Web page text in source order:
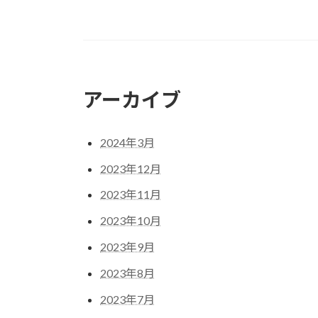
アーカイブ
2024年3月
2023年12月
2023年11月
2023年10月
2023年9月
2023年8月
2023年7月